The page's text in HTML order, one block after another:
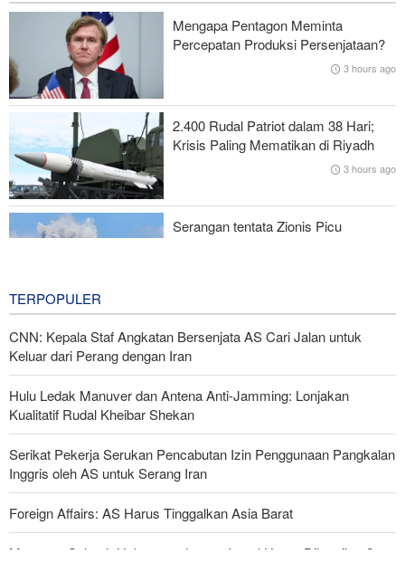
Dua Hari?
Puluhan Ribu Warga Kanada Dievakuasi Akibat Kebakaran Hutan
Sekjen Gerakan al-Nujaba Irak: Diplomasi dengan Arab Saudi
Gagal, Respons Militer Diperlukan
Menuju Pendidikan Tinggi Global; Iran-Indonesia Sepakati Kerja
Sama STEM
Mengapa Pentagon Meminta
Percepatan Produksi Persenjataan?
3 hours ago
2.400 Rudal Patriot dalam 38 Hari;
Krisis Paling Mematikan di Riyadh
3 hours ago
Serangan tentata Zionis Picu
TERPOPULER
CNN: Kepala Staf Angkatan Bersenjata AS Cari Jalan untuk
Keluar dari Perang dengan Iran
Hulu Ledak Manuver dan Antena Anti-Jamming: Lonjakan
Kualitatif Rudal Kheibar Shekan
Serikat Pekerja Serukan Pencabutan Izin Penggunaan Pangkalan
Inggris oleh AS untuk Serang Iran
Foreign Affairs: AS Harus Tinggalkan Asia Barat
Mengapa Seluruh Hubungan dengan Israel Harus Dihentikan?